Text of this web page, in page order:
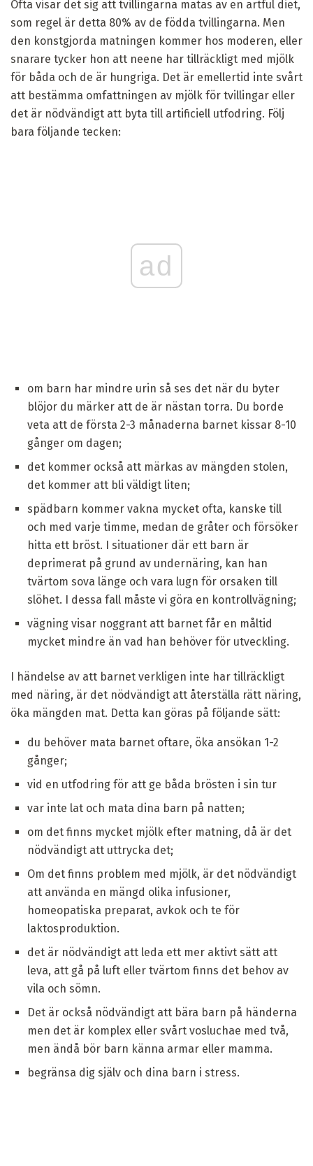
Ofta visar det sig att tvillingarna matas av en artful diet,
som regel är detta 80% av de födda tvillingarna. Men
den konstgjorda matningen kommer hos moderen, eller
snarare tycker hon att neene har tillräckligt med mjölk
för båda och de är hungriga. Det är emellertid inte svårt
att bestämma omfattningen av mjölk för tvillingar eller
det är nödvändigt att byta till artificiell utfodring. Följ
bara följande tecken:
ad
om barn har mindre urin så ses det när du byter
blöjor du märker att de är nästan torra. Du borde
veta att de första 2-3 månaderna barnet kissar 8-10
gånger om dagen;
det kommer också att märkas av mängden stolen,
det kommer att bli väldigt liten;
spädbarn kommer vakna mycket ofta, kanske till
och med varje timme, medan de gråter och försöker
hitta ett bröst. I situationer där ett barn är
deprimerat på grund av undernäring, kan han
tvärtom sova länge och vara lugn för orsaken till
slöhet. I dessa fall måste vi göra en kontrollvägning;
vägning visar noggrant att barnet får en måltid
mycket mindre än vad han behöver för utveckling.
I händelse av att barnet verkligen inte har tillräckligt
med näring, är det nödvändigt att återställa rätt näring,
öka mängden mat. Detta kan göras på följande sätt:
du behöver mata barnet oftare, öka ansökan 1-2
gånger;
vid en utfodring för att ge båda brösten i sin tur
var inte lat och mata dina barn på natten;
om det finns mycket mjölk efter matning, då är det
nödvändigt att uttrycka det;
Om det finns problem med mjölk, är det nödvändigt
att använda en mängd olika infusioner,
homeopatiska preparat, avkok och te för
laktosproduktion.
det är nödvändigt att leda ett mer aktivt sätt att
leva, att gå på luft eller tvärtom finns det behov av
vila och sömn.
Det är också nödvändigt att bära barn på händerna
men det är komplex eller svårt vosluchae med två,
men ändå bör barn känna armar eller mamma.
begränsa dig själv och dina barn i stress.